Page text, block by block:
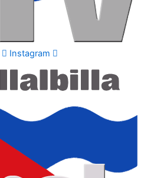
Instagram